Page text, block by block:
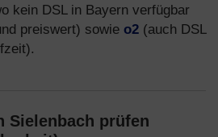
kein DSL in Bayern verfügbar
preiswert) sowie o2 (auch DSL
Sielenbach prüfen